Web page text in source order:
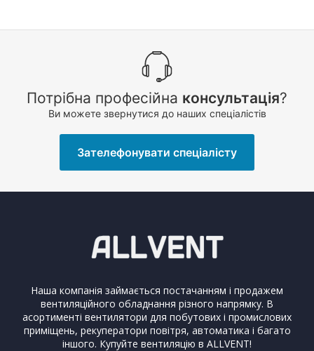
Потрібна професійна консультація?
Ви можете звернутися до наших спеціалістів
Зателефонувати спеціалісту
Наша компанія займається постачанням і продажем
вентиляційного обладнання різного напрямку. В
асортименті вентилятори для побутових і промислових
приміщень, рекуператори повітря, автоматика і багато
іншого. Купуйте вентиляцію в ALLVENT!